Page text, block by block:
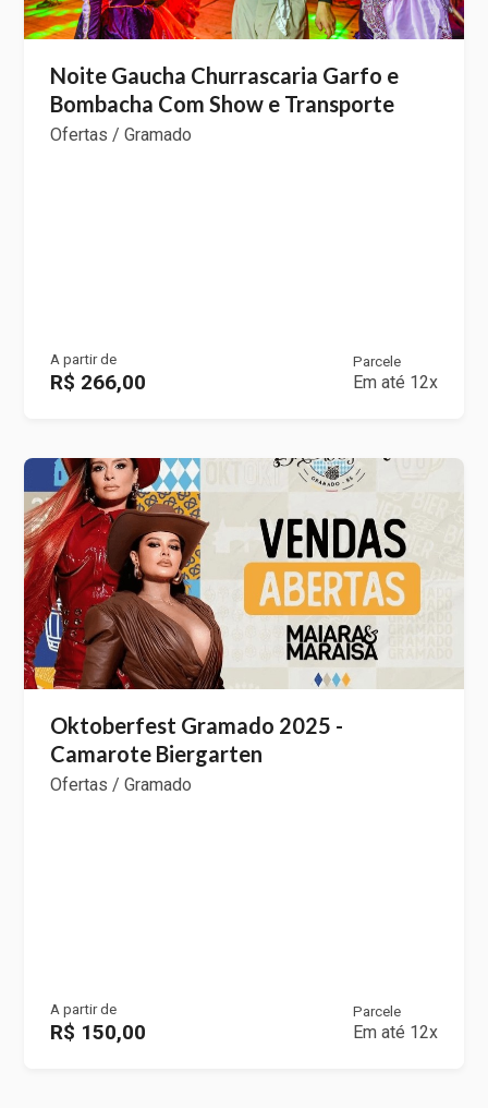
Noite Gaucha Churrascaria Garfo e
Bombacha Com Show e Transporte
Ofertas / Gramado
A partir de
R$ 266,00
Parcele
Em até 12x
Oktoberfest Gramado 2025 -
Camarote Biergarten
Ofertas / Gramado
A partir de
R$ 150,00
Parcele
Em até 12x